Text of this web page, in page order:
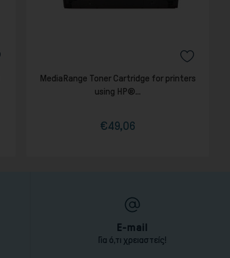
MediaRange Toner Cartridge for printers
using HP®...
Τιμή
€49,06
Κανονική
E-mail
Για ό,τι χρειαστείς!